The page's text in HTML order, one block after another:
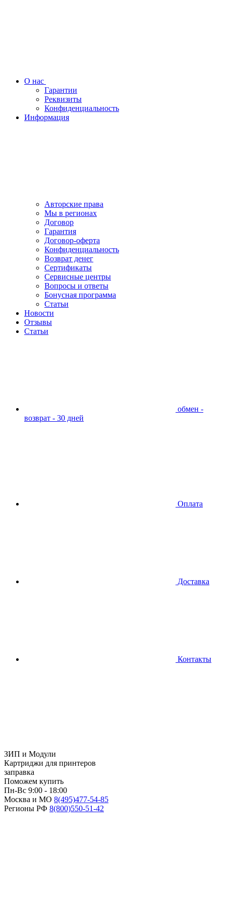
О нас
Гарантии
Реквизиты
Конфиденциальность
Информация
Авторские права
Мы в регионах
Договор
Гарантия
Договор-оферта
Конфиденциальность
Возврат денег
Сертификаты
Сервисные центры
Вопросы и ответы
Бонусная программа
Статьи
Новости
Отзывы
Статьи
обмен -
возврат - 30 дней
Оплата
Доставка
Контакты
ЗИП и Модули
Картриджи для принтеров
заправка
Поможем купить
Пн-Вс 9:00 - 18:00
Москва и МО 8(495)477-54-85
Регионы РФ 8(800)550-51-42